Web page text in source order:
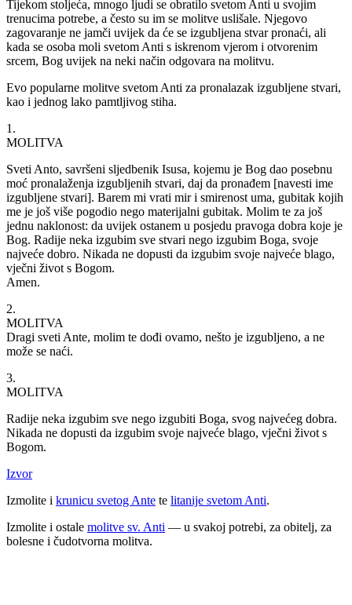
Tijekom stoljeća, mnogo ljudi se obratilo svetom Anti u svojim
trenucima potrebe, a često su im se molitve uslišale. Njegovo
zagovaranje ne jamči uvijek da će se izgubljena stvar pronaći, ali
kada se osoba moli svetom Anti s iskrenom vjerom i otvorenim
srcem, Bog uvijek na neki način odgovara na molitvu.
Evo popularne molitve svetom Anti za pronalazak izgubljene stvari,
kao i jednog lako pamtljivog stiha.
1.
MOLITVA​
Sveti Anto, savršeni sljedbenik Isusa, kojemu je Bog dao posebnu
moć pronalaženja izgubljenih stvari, daj da pronađem [navesti ime
izgubljene stvari]. Barem mi vrati mir i smirenost uma, gubitak kojih
me je još više pogodio nego materijalni gubitak. Molim te za još
jednu naklonost: da uvijek ostanem u posjedu pravoga dobra koje je
Bog. Radije neka izgubim sve stvari nego izgubim Boga, svoje
najveće dobro. Nikada ne dopusti da izgubim svoje najveće blago,
vječni život s Bogom.
Amen.
2.
MOLITVA​
Dragi sveti Ante, molim te dođi ovamo, nešto je izgubljeno, a ne
može se naći.
3.
MOLITVA​
Radije neka izgubim sve nego izgubiti Boga, svog najvećeg dobra.
Nikada ne dopusti da izgubim svoje najveće blago, vječni život s
Bogom.
Izvor
Izmolite i krunicu svetog Ante te litanije svetom Anti.
Izmolite i ostale molitve sv. Anti — u svakoj potrebi, za obitelj, za
bolesne i čudotvorna molitva.